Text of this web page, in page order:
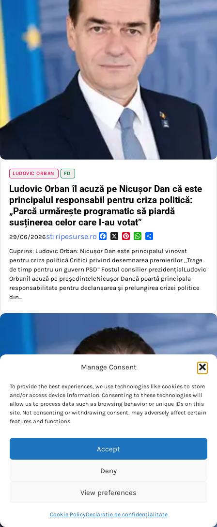
Manage Consent
To provide the best experiences, we use technologies like cookies to store
and/or access device information. Consenting to these technologies will
allow us to process data such as browsing behavior or unique IDs on this
site. Not consenting or withdrawing consent, may adversely affect certain
features and functions.
Accept
Deny
View preferences
Cookie PolicyDeclarație de confidențialitate
LUDOVIC ORBAN FD
Ludovic Orban îl acuză pe Nicușor Dan că este
principalul responsabil pentru criza politică:
„Parcă urmărește programatic să piardă
susținerea celor care l-au votat”
29/06/2026stiripesurse.ro Facebook
X PinterestWhatsApp
Cuprins: Ludovic Orban: Nicușor Dan este principalul vinovat
pentru criza politică Critici privind desemnarea premierilor „Trage
de timp pentru un guvern PSD” Fostul consilier prezidențialLudovic
Orbanîl acuză pe președinteleNicușor Dancă poartă principala
responsabilitate pentru declanșarea și prelungirea crizei politice
din…